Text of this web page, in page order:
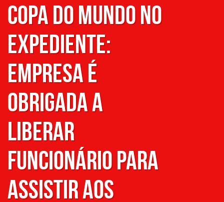
Copa do Mundo no
expediente:
empresa é
obrigada a
liberar
funcionário para
assistir aos